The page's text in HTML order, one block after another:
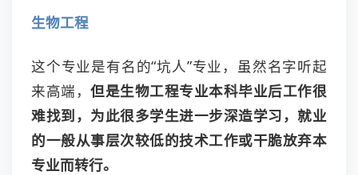
生物工程
这个专业是有名的“坑人”专业，虽然名字听起
来高端，但是生物工程专业本科毕业后工作很
难找到，为此很多学生进一步深造学习，就业
的一般从事层次较低的技术工作或干脆放弃本
专业而转行。